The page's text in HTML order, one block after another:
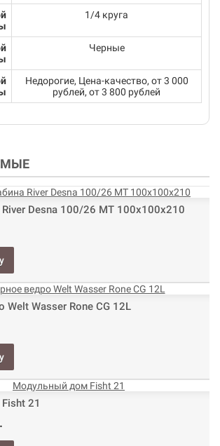
1/4 круга
Черные
Недорогие, Цена-качество, от 3 000
рублей, от 3 800 рублей
Desna 100/26 МТ 100х100х210
Welt Wasser Rone CG 12L
21